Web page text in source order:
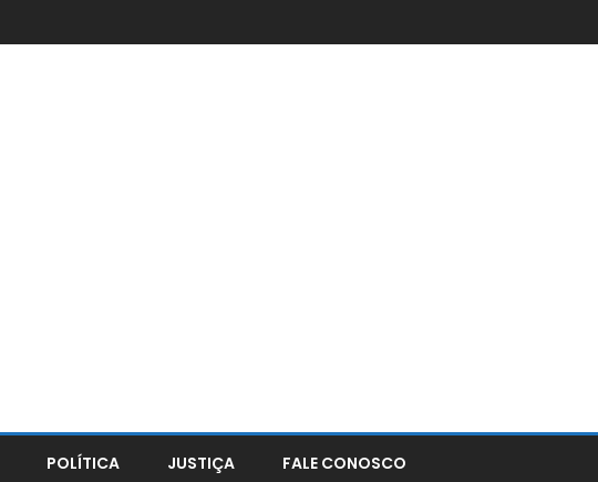
POLÍTICA JUSTIÇA FALE CONOSCO